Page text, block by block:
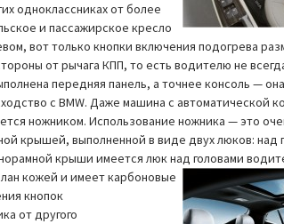
одноклассниках от более
и пассажирское кресло
вот только кнопки включения подогрева
от рычага КПП, то есть водителю не
передняя панель, а точнее консоль —
с BMW. Даже машина с автоматической
ножником. Использование ножника — это
крышей, выполненной в виде двух люков: над
крыши имеется люк над головами
кожей и имеет карбоновые
кнопок
от другого